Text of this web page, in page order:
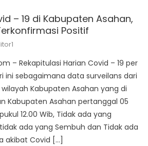
– 19 di Kabupaten Asahan,
Positif
– Rekapitulasi Harian Covid – 19 per
ini sebagaimana data surveilans dari
Kabupaten Asahan yang di
Kabupaten Asahan pertanggal 05
12.00 Wib, Tidak ada yang
ada yang Sembuh dan Tidak ada
akibat Covid […]